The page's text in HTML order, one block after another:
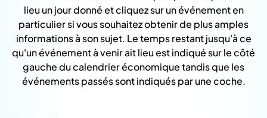
lieu un jour donné et cliquez sur un événement en
particulier si vous souhaitez obtenir de plus amples
informations à son sujet. Le temps restant jusqu'à ce
qu'un événement à venir ait lieu est indiqué sur le côté
gauche du calendrier économique tandis que les
événements passés sont indiqués par une coche.